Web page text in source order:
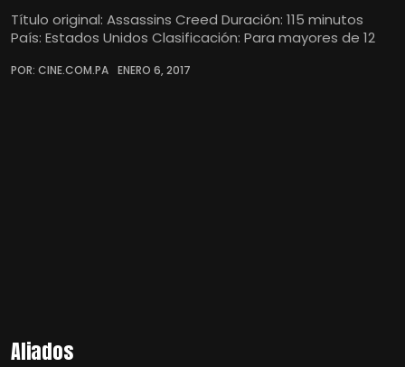
Título original: Assassins Creed Duración: 115 minutos
País: Estados Unidos Clasificación: Para mayores de 12
POR: CINE.COM.PA ENERO 6, 2017
Aliados